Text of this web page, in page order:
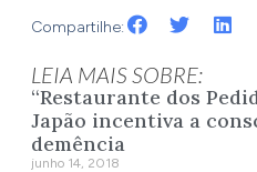
Compartilhe:
LEIA MAIS SOBRE:
“Restaurante dos
Japão incentiva a
demência
junho 14, 2018